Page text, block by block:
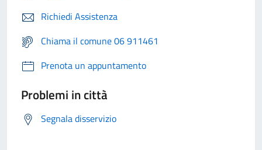
Richiedi Assistenza
Chiama il comune 06 911461
Prenota un appuntamento
Problemi in città
Segnala disservizio